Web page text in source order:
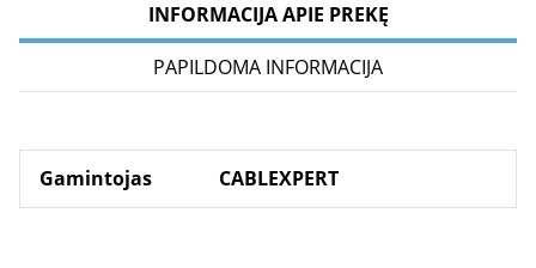
INFORMACIJA APIE PREKĘ
PAPILDOMA INFORMACIJA
Gamintojas CABLEXPERT